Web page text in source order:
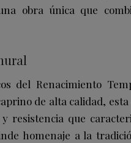
obra única que
del Renacimiento
de alta calidad, esta
resistencia que
homenaje a la